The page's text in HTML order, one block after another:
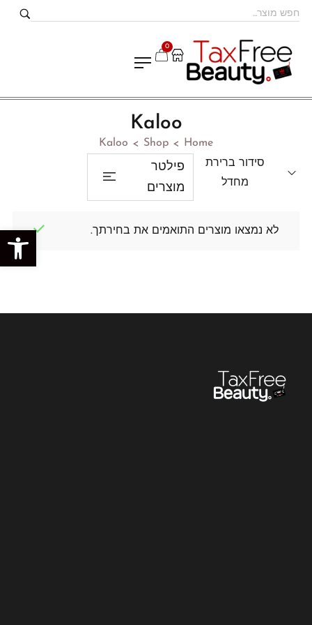
פתח סרגל נגישות
0
Kaloo
Home
>
Shop
>
Kaloo
סידור ברירת
מחדל
פילטר
מוצרים
לא נמצאו מוצרים התואמים את בחירתך.